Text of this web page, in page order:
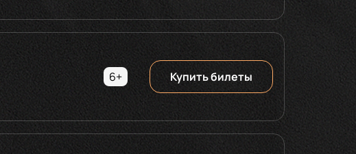
6+ Купить билеты